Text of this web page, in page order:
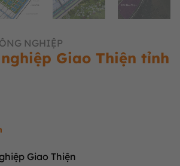
NGHIỆP
Giao Thiện tỉnh
Giao Thiện